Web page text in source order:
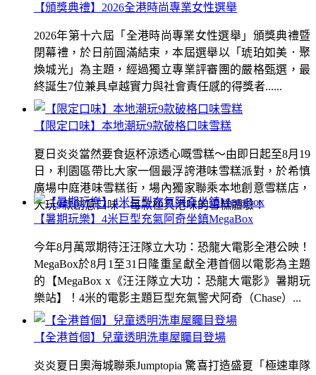
【限定口味】本地潮玩9款破格口味雪糕
夏日炎炎當然要食返杯涼透心嘅雪糕～由即日起至8月19
日，利園區帶比大家一個最浮誇港味雪糕派對，於希慎
廣場中庭港味雪糕街，場內獨家聯乘本地創意雪糕店，
大玩9款創意口味！每款極具港味的雪糕體驗！
【全港首個】兒童透明洗車屋矚目登場
炎炎夏日奧海城聯乘Jumptopia 驚喜打造盛夏「極速車隊
【頒獎典禮】2026全港時尚專業女性選舉
2026年第十六屆「全港時尚專業女性選舉」頒獎典禮暨
閉幕禮，於日前圓滿結束，本屆選舉以「琥珀如美．聚
煥城光」為主題，經過獨立專業評審團的嚴格甄選，最
終誕生7位兼具卓越實力與社會責任感的得獎者......
【暑期玩樂】4米巨型充氣阿奇坐鎮MegaBox
今年8月萬眾期待汪汪隊立大功：恐龍大電影全港公映！
MegaBox於8月1至31日隆重呈獻全港首個以電影為主題
的【MegaBox x《汪汪隊立大功：恐龍大電影》暑期玩
樂站】！4米的電影主題巨型充氣警犬阿奇（Chase）...